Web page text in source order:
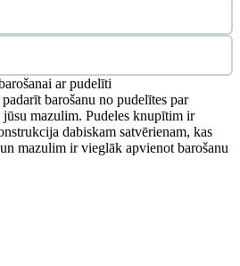
ar pudelīti
barošanu no pudelītes par
mazulim. Pudeles knupītim ir
dabiskam satvērienam, kas
mazulim ir vieglāk apvienot barošanu